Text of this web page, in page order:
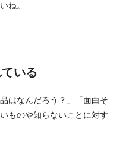
ね。
いる
はなんだろう？」「面白そ
ものや知らないことに対す